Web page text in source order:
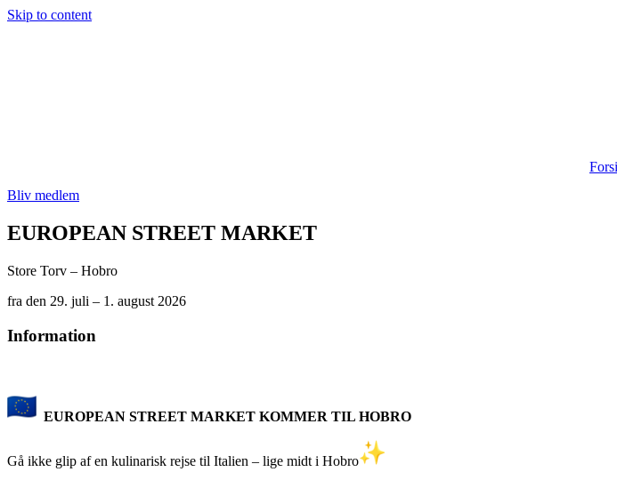
Skip to content
Bliv medlem
EUROPEAN STREET MARKET
Store Torv – Hobro
fra den 29. juli – 1. august 2026
Information
EUROPEAN STREET MARKET KOMMER TIL HOBRO
Gå ikke glip af en kulinarisk rejse til Italien – lige midt i Hobro